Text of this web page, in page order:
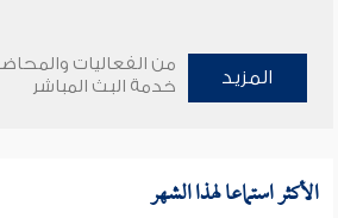
المزيد
من الفعاليات
خدمة البث المباشر
الأكثر استماعا لهذا الشهر